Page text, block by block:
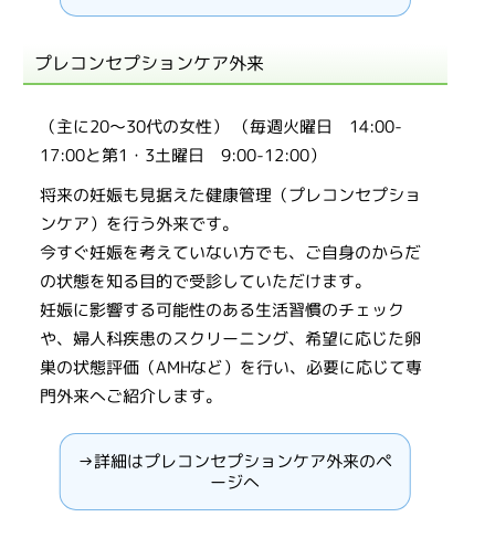
プレコンセプションケア外来
（主に20〜30代の女性） （毎週火曜日 14:00-
17:00と第1・3土曜日 9:00-12:00）
将来の妊娠も見据えた健康管理（プレコンセプショ
ンケア）を行う外来です。
今すぐ妊娠を考えていない方でも、ご自身のからだ
の状態を知る目的で受診していただけます。
妊娠に影響する可能性のある生活習慣のチェック
や、婦人科疾患のスクリーニング、希望に応じた卵
巣の状態評価（AMHなど）を行い、必要に応じて専
門外来へご紹介します。
→詳細はプレコンセプションケア外来のペ
ージへ